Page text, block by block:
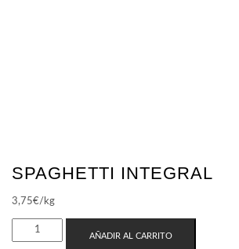
SPAGHETTI INTEGRAL
3,75€/kg
SPAGHETTI
INTEGRAL
AÑADIR AL CARRITO